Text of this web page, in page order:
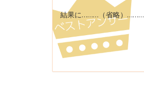
結果に………（省略）………